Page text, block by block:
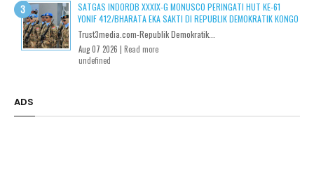
SATGAS INDORDB XXXIX-G MONUSCO PERINGATI HUT KE-61
YONIF 412/BHARATA EKA SAKTI DI REPUBLIK DEMOKRATIK KONGO
Trust3media.com-Republik Demokratik...
Aug 07 2026 | Read more
undefined
ADS